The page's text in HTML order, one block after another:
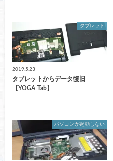
タブレット
2019.5.23
タブレットからデータ復旧
【YOGA Tab】
パソコンが起動しない